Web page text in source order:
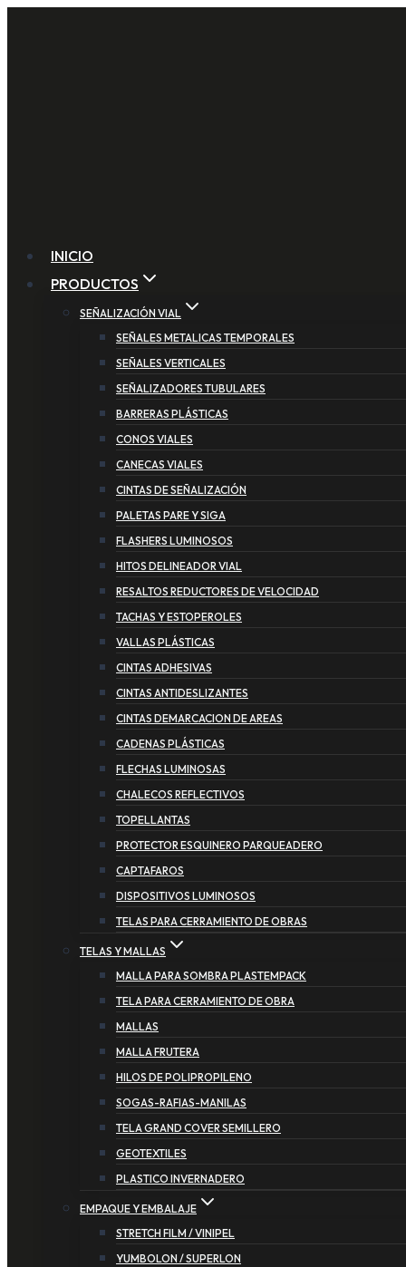
INICIO
PRODUCTOS
SEÑALIZACIÓN VIAL
SEÑALES METALICAS TEMPORALES
SEÑALES VERTICALES
SEÑALIZADORES TUBULARES
BARRERAS PLÁSTICAS
CONOS VIALES
CANECAS VIALES
CINTAS DE SEÑALIZACIÓN
PALETAS PARE Y SIGA
FLASHERS LUMINOSOS
HITOS DELINEADOR VIAL
RESALTOS REDUCTORES DE VELOCIDAD
TACHAS Y ESTOPEROLES
VALLAS PLÁSTICAS
CINTAS ADHESIVAS
CINTAS ANTIDESLIZANTES
CINTAS DEMARCACION DE AREAS
CADENAS PLÁSTICAS
FLECHAS LUMINOSAS
CHALECOS REFLECTIVOS
TOPELLANTAS
PROTECTOR ESQUINERO PARQUEADERO
CAPTAFAROS
DISPOSITIVOS LUMINOSOS
TELAS PARA CERRAMIENTO DE OBRAS
TELAS Y MALLAS
MALLA PARA SOMBRA PLASTEMPACK
TELA PARA CERRAMIENTO DE OBRA
MALLAS
MALLA FRUTERA
HILOS DE POLIPROPILENO
SOGAS-RAFIAS-MANILAS
TELA GRAND COVER SEMILLERO
GEOTEXTILES
PLASTICO INVERNADERO
EMPAQUE Y EMBALAJE
STRETCH FILM / VINIPEL
YUMBOLON / SUPERLON